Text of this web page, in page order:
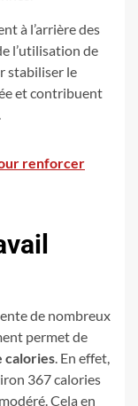
à l’arrière des
l’utilisation de
stabiliser le
et contribuent
renforcer
de nombreux
permet de
calories. En effet,
367 calories
Cela en